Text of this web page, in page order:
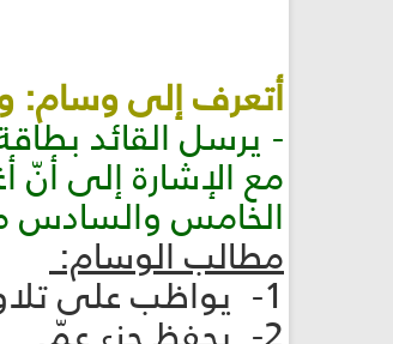
أتعرف إلى وسام:
- يرسل القائد
مع الإشارة إلى
الخامس والسادس
مطالب الوسام:
1- يواظب على تلاوة القرآن الكريم.